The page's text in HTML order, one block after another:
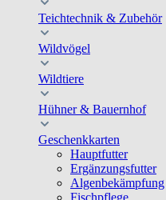
Teichtechnik & Zubehör
Wildvögel
Wildtiere
Hühner & Bauernhof
Geschenkkarten
Hauptfutter
Ergänzungsfutter
Algenbekämpfung
Fischpflege